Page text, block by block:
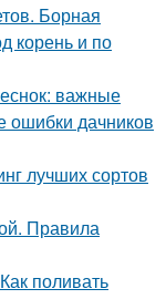
Борная
корень и по
важные
дачников
лучших сортов
Правила
поливать